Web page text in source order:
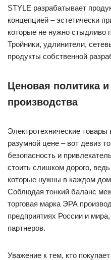
STYLE разрабатывает
концепцией – эстетически
которые не нужно стыдливо
Тройники, удлинители,
продукты собственной
Ценовая политика
производства
Электротехнические товары
разумной цене – вот девиз
безопасность и
стоить слишком дорого,
которые нужны в каждом
Соблюдая тонкий баланс
торговая марка ЭРА
предприятиях России и
партнеров.
Уважение к тем, кто